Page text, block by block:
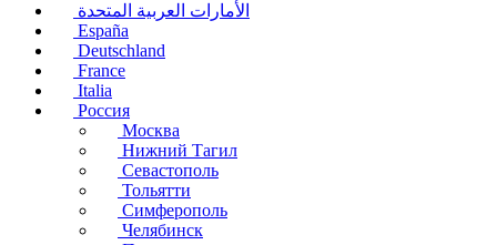
الأمارات العربية المتحدة
España
Deutschland
France
Italia
Россия
Москва
Нижний Тагил
Севастополь
Тольятти
Симферополь
Челябинск